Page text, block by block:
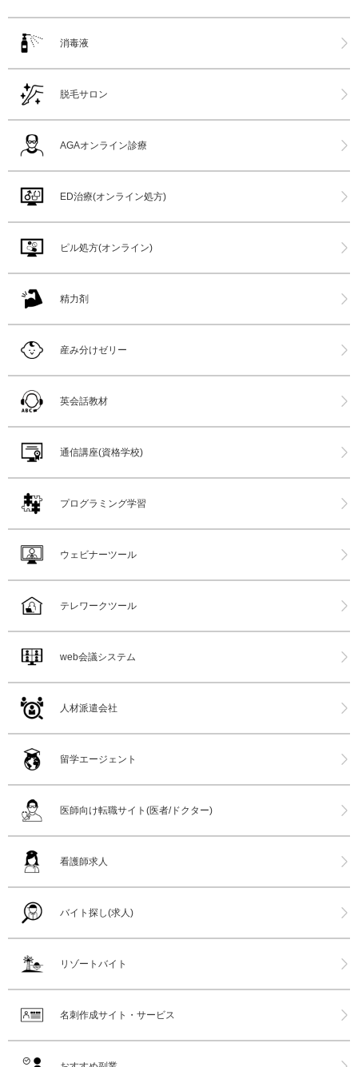
消毒液
脱毛サロン
AGAオンライン診療
ED治療(オンライン処方)
ピル処方(オンライン)
精力剤
産み分けゼリー
英会話教材
通信講座(資格学校)
プログラミング学習
ウェビナーツール
テレワークツール
web会議システム
人材派遣会社
留学エージェント
医師向け転職サイト(医者/ドクター)
看護師求人
バイト探し(求人)
リゾートバイト
名刺作成サイト・サービス